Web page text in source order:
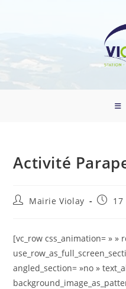
Activité
Auteur/autrice
publication :
Mairie Violay 17
[vc_row css_animation= » »
angled_section= »no »